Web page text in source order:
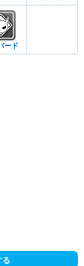
ード
る